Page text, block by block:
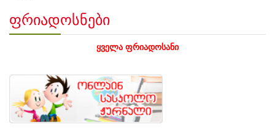
ფრიადოსნები
ყველა ფრიადოსანი